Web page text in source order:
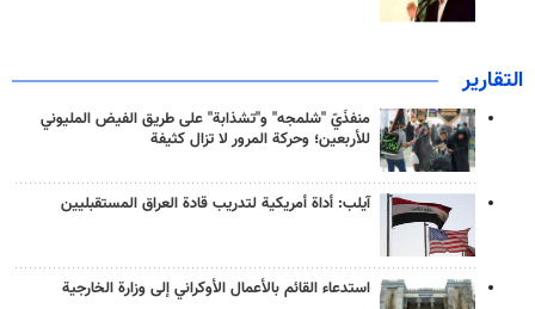
التقارير
منفذَيّ "شلمجه" و"تشذابة" على طريق الفيض المليوني
للأربعين؛ وحركة المرور لا تزال كثيفة
آيلب: أداة أمريكية لتدريب قادة العراق المستقبليين
استدعاء القائم بالأعمال الأوكراني إلى وزارة الخارجية